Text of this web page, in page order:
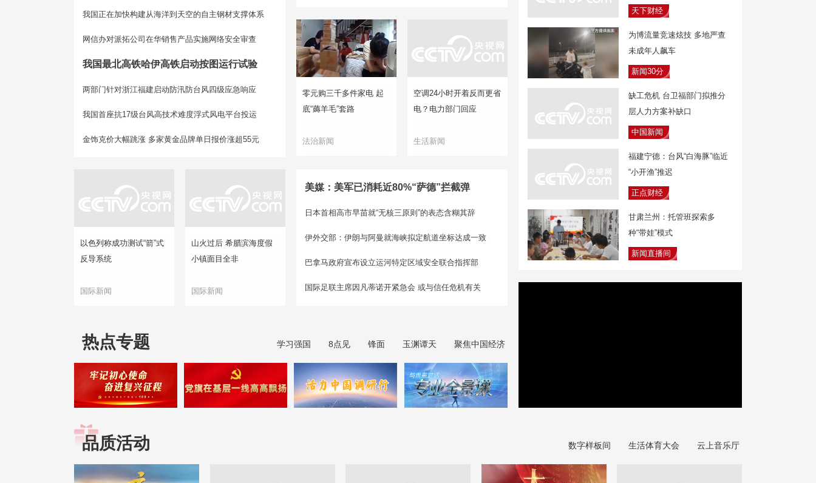
我国正在加快构建从海洋到天空的自主钢材支撑体系
网信办对派拓公司在华销售产品实施网络安全审查
我国最北高铁哈伊高铁启动按图运行试验
两部门针对浙江福建启动防汛防台风四级应急响应
我国首座抗17级台风高技术难度浮式风电平台投运
金饰克价大幅跳涨 多家黄金品牌单日报价涨超55元
零元购三千多件家电 起
底“薅羊毛”套路
法治新闻
空调24小时开着反而更省
电？电力部门回应
生活新闻
以色列称成功测试“箭”式
反导系统
国际新闻
山火过后 希腊滨海度假
小镇面目全非
国际新闻
美媒：美军已消耗近80%“萨德”拦截弹
日本首相高市早苗就“无核三原则”的表态含糊其辞
伊外交部：伊朗与阿曼就海峡拟定航道坐标达成一致
巴拿马政府宣布设立运河特定区域安全联合指挥部
国际足联主席因凡蒂诺开紧急会 或与信任危机有关
热点专题 学习强国 8点见 锋面 玉渊谭天 聚焦中国经济
天下财经
为博流量竞速炫技 多地严查
未成年人飙车
新闻30分
缺工危机 台卫福部门拟推分
层人力方案补缺口
中国新闻
福建宁德：台风“白海豚”临近
“小开渔”推迟
正点财经
甘肃兰州：托管班探索多
种“带娃”模式
新闻直播间
品质活动 数字样板间 生活体育大会 云上音乐厅